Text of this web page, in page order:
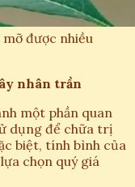
được nhiều
nhân trần
một phần quan
dụng để chữa trị
biệt, tính bình của
chọn quý giá